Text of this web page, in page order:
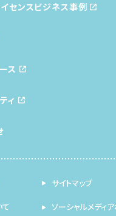
センスビジネス事例
ス
ィ
サイトマップ
て ソーシャルメディ